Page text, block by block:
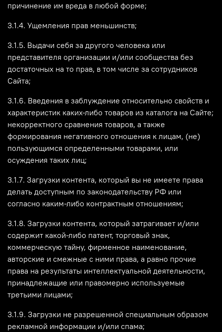
причинение им вреда в любой форме;
3.1.4. Ущемления прав меньшинств;
3.1.5. Выдачи себя за другого человека или
представителя организации и/или сообщества без
достаточных на то прав, в том числе за сотрудников
Сайта;
3.1.6. Введения в заблуждение относительно свойств и
характеристик каких-либо товаров из каталога на Сайте;
некорректного сравнения товаров, а также
формирования негативного отношения к лицам, (не)
пользующимся определенными товарами, или
осуждения таких лиц;
3.1.7. Загрузки контента, который вы не имеете права
делать доступным по законодательству РФ или
согласно каким-либо контрактным отношениям;
3.1.8. Загрузки контента, который затрагивает и/или
содержит какой-либо патент, торговый знак,
коммерческую тайну, фирменное наименование,
авторские и смежные с ними права, а равно прочие
права на результаты интеллектуальной деятельности,
принадлежащие или правомерно используемые
третьими лицами;
3.1.9. Загрузки не разрешенной специальным образом
рекламной информации и/или спама;